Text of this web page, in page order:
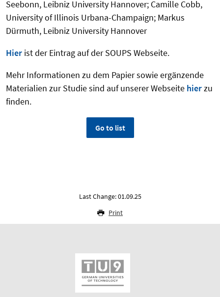
Seebonn, Leibniz University Hannover; Camille Cobb,
University of Illinois Urbana-Champaign; Markus
Dürmuth, Leibniz University Hannover
Hier ist der Eintrag auf der SOUPS Webseite.
Mehr Informationen zu dem Papier sowie ergänzende
Materialien zur Studie sind auf unserer Webseite hierzu
finden.
Go to list
Last Change: 01.09.25
Print